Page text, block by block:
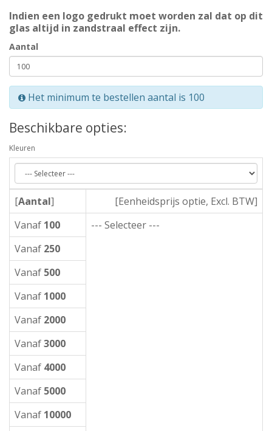
Indien een logo gedrukt moet worden zal dat op dit
glas altijd in zandstraal effect zijn.
Aantal
Het minimum te bestellen aantal is 100
Beschikbare opties:
Kleuren
[Aantal]
[Eenheidsprijs optie, Excl. BTW]
Vanaf 100
--- Selecteer ---
Vanaf 250
Vanaf 500
Vanaf 1000
Vanaf 2000
Vanaf3000
Vanaf 4000
Vanaf 5000
Vanaf 10000